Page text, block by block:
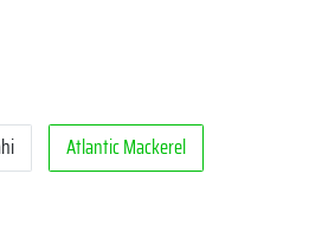
Atlantic Mackerel